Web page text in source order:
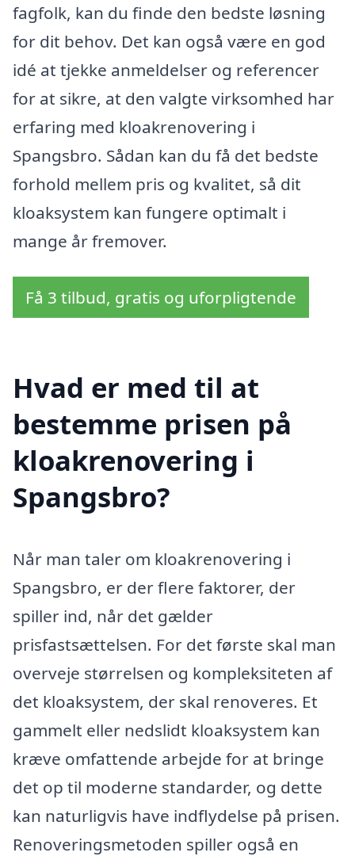
fagfolk, kan du finde den bedste løsning
for dit behov. Det kan også være en god
idé at tjekke anmeldelser og referencer
for at sikre, at den valgte virksomhed har
erfaring med kloakrenovering i
Spangsbro. Sådan kan du få det bedste
forhold mellem pris og kvalitet, så dit
kloaksystem kan fungere optimalt i
mange år fremover.
Få 3 tilbud, gratis og uforpligtende
Hvad er med til at
bestemme prisen på
kloakrenovering i
Spangsbro?
Når man taler om kloakrenovering i
Spangsbro, er der flere faktorer, der
spiller ind, når det gælder
prisfastsættelsen. For det første skal man
overveje størrelsen og kompleksiteten af
det kloaksystem, der skal renoveres. Et
gammelt eller nedslidt kloaksystem kan
kræve omfattende arbejde for at bringe
det op til moderne standarder, og dette
kan naturligvis have indflydelse på prisen.
Renoveringsmetoden spiller også en